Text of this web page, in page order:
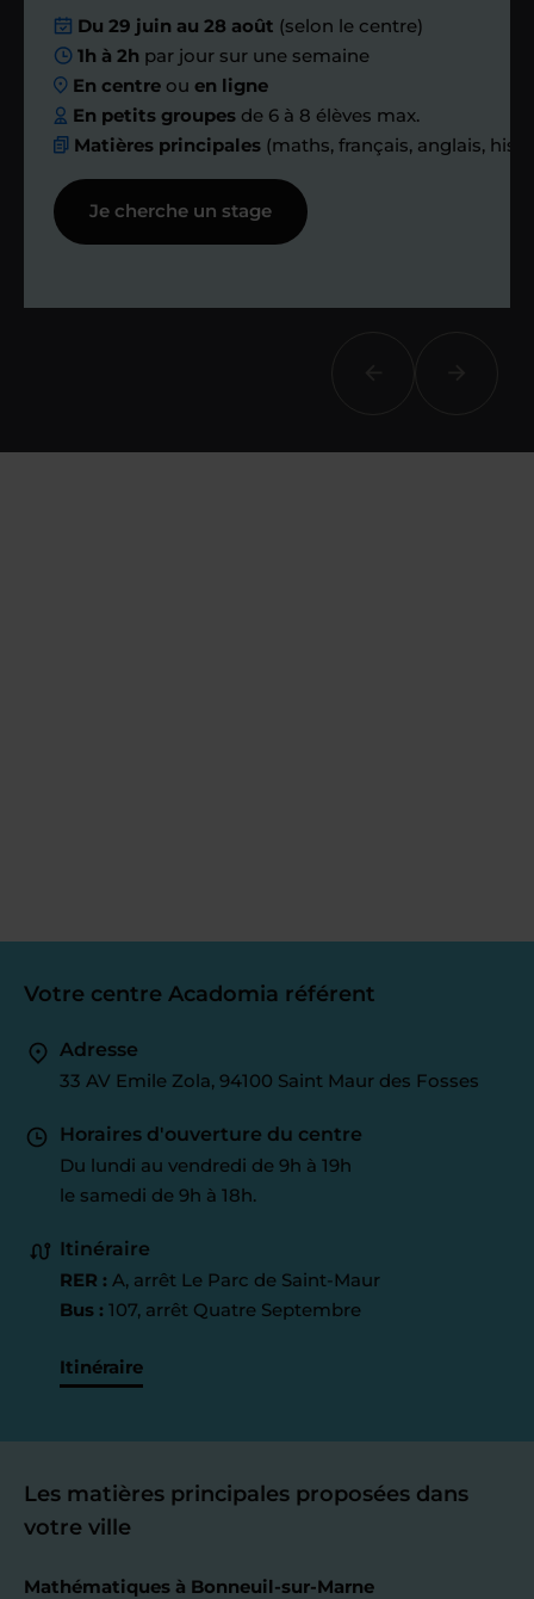
Nous planifions
ensemble des
échanges réguliers
Afin de suivre le travail et les progrès
Du 29 juin au 28 août (selon le centre)
1h à 2h par jour sur une semaine
En centre ouen ligne
En petits groupes de 6 à 8 élèves max.
Matières principales (maths, français, anglais,
Je cherche un stage
Votre centre Acadomia référent
Adresse
33 AV Emile Zola, 94100 Saint Maur des Fosses
Horaires d'ouverture du centre
Du lundi au vendredi de 9h à 19h
le samedi de 9h à 18h.
Itinéraire
RER : A, arrêt Le Parc de Saint-Maur
Bus : 107, arrêt Quatre Septembre
Itinéraire
Les matières principales proposées dans
votre ville
Mathématiques à Bonneuil-sur-Marne